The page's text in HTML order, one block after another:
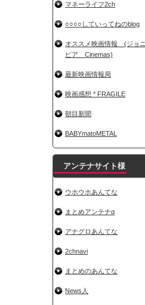
マネーライフ2ch
○○○○していってねのblog
オススメ映画情報 (ジョ
ピア Cinemas)
最新映画情報局
映画感想 * FRAGILE
朝目新聞
BABYmatoMETAL
アンテナサイト様
ウホウホあんてな
まとめアンテナα
アナグロあんてな
2chnavi
まとめのあんてな
News人